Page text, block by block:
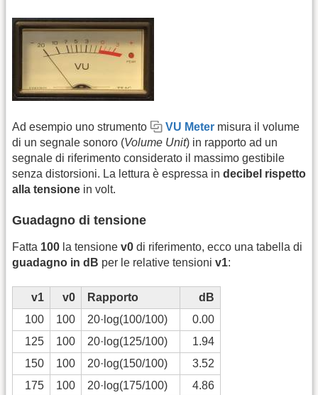
Ad esempio uno strumento VU Meter misura il volume
di un segnale sonoro (Volume Unit) in rapporto ad un
segnale di riferimento considerato il massimo gestibile
senza distorsioni. La lettura è espressa in decibel rispetto
alla tensione in volt.
Guadagno di tensione
Fatta 100 la tensione v0 di riferimento, ecco una tabella di
guadagno in dB per le relative tensioni v1:
v1 v0 Rapporto
dB
100
100 20·log(100/100)
0.00
125
100 20·log(125/100)
1.94
150
100 20·log(150/100)
3.52
175
100 20·log(175/100)
4.86